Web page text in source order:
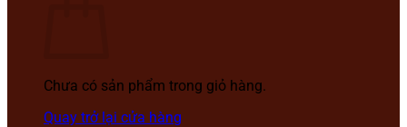
Chưa có sản phẩm trong giỏ hàng.
Quay trở lại cửa hàng